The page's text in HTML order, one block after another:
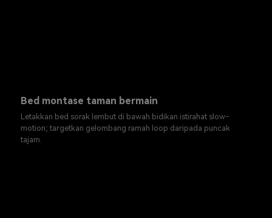
Bed montase taman bermain
Letakkan bed sorak lembut di bawah bidikan istirahat slow-
motion; targetkan gelombang ramah loop daripada puncak
tajam.